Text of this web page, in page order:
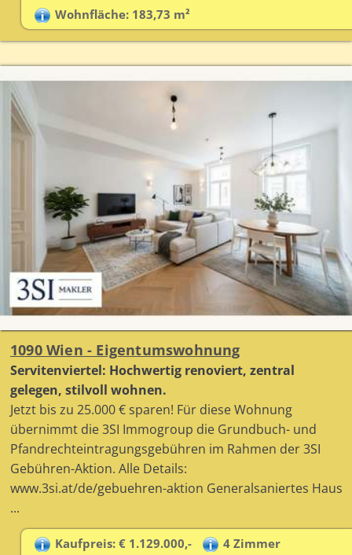
Wohnfläche: 183,73 m²
1090 Wien - Eigentumswohnung
Servitenviertel: Hochwertig renoviert, zentral
gelegen, stilvoll wohnen.
Jetzt bis zu 25.000 € sparen! Für diese Wohnung
übernimmt die 3SI Immogroup die Grundbuch- und
Pfandrechteintragungsgebühren im Rahmen der 3SI
Gebühren-Aktion. Alle Details:
www.3si.at/de/gebuehren-aktion Generalsaniertes Haus
...
Kaufpreis: € 1.129.000,-
4 Zimmer